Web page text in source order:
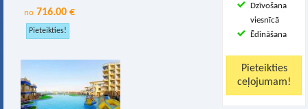
Dzīvošana
viesnīcā
Ēdināšana
no 716.00 €